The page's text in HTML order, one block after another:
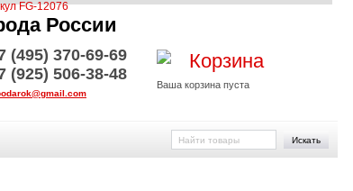
России
(495) 370-69-69
(925) 506-38-48
Корзина
Ваша корзина пуста
Искать